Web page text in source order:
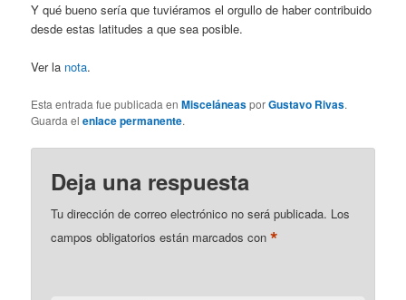
Y qué bueno sería que tuviéramos el orgullo de haber contribuido
desde estas latitudes a que sea posible.
Ver la nota.
Esta entrada fue publicada enMisceláneasporGustavo Rivas.
Guarda elenlace permanente.
Deja una respuesta
Tu dirección de correo electrónico no será publicada. Los
campos obligatorios están marcados con*